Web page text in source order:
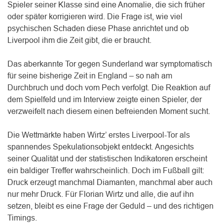
Spieler seiner Klasse sind eine Anomalie, die sich früher
oder später korrigieren wird. Die Frage ist, wie viel
psychischen Schaden diese Phase anrichtet und ob
Liverpool ihm die Zeit gibt, die er braucht.
Das aberkannte Tor gegen Sunderland war symptomatisch
für seine bisherige Zeit in England – so nah am
Durchbruch und doch vom Pech verfolgt. Die Reaktion auf
dem Spielfeld und im Interview zeigte einen Spieler, der
verzweifelt nach diesem einen befreienden Moment sucht.
Die Wettmärkte haben Wirtz’ erstes Liverpool-Tor als
spannendes Spekulationsobjekt entdeckt. Angesichts
seiner Qualität und der statistischen Indikatoren erscheint
ein baldiger Treffer wahrscheinlich. Doch im Fußball gilt:
Druck erzeugt manchmal Diamanten, manchmal aber auch
nur mehr Druck. Für Florian Wirtz und alle, die auf ihn
setzen, bleibt es eine Frage der Geduld – und des richtigen
Timings.